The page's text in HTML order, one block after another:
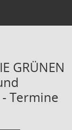
GRÜNEN
Termine